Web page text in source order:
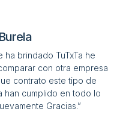
ha brindado TuTxTa he
con otra empresa
contrato este tipo de
han cumplido en todo lo
Gracias.”